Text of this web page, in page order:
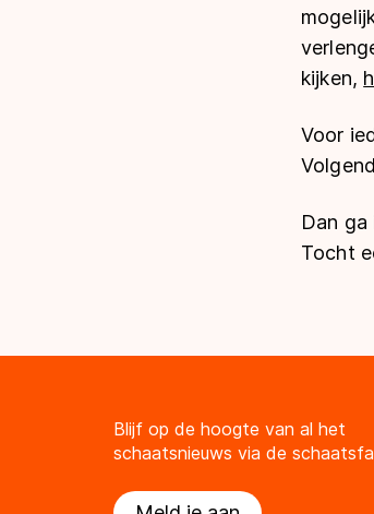
kijken,
Voor
Dan
Tocht
Blijf op de hoogte van al het
schaatsnieuws via de